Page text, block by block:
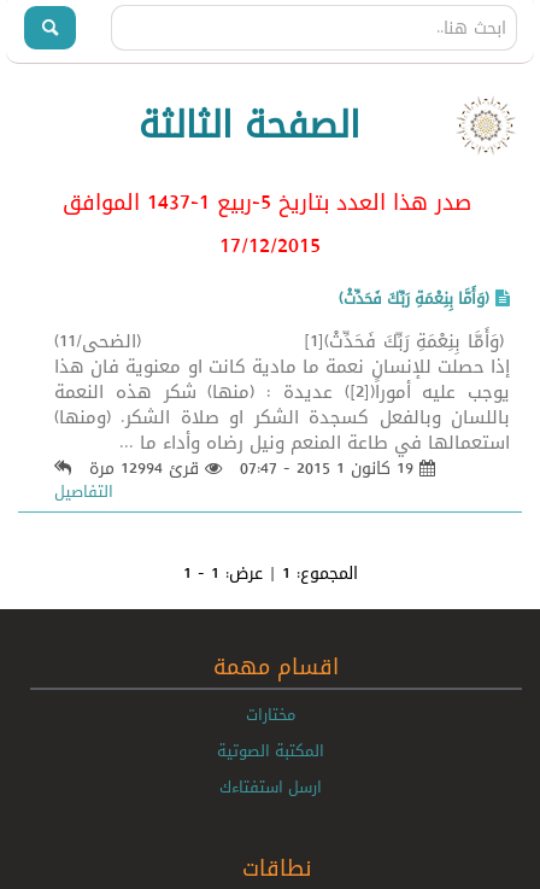
الصفحة الثالثة
صدر هذا العدد بتاريخ 5-ربيع 1-1437 الموافق
17/12/2015
(وَأَمَّا بِنِعْمَةِ رَبِّكَ فَحَدِّثْ)
(وَأَمَّا بِنِعْمَةِ رَبِّكَ فَحَدِّثْ)[1] (الضحى/11)
إذا حصلت للإنسان نعمة ما مادية كانت او معنوية فان هذا
يوجب عليه أموراً([2]) عديدة : (منها) شكر هذه النعمة
باللسان وبالفعل كسجدة الشكر او صلاة الشكر. (ومنها)
استعمالها في طاعة المنعم ونيل رضاه وأداء ما ...
قرئ 12994 مرة
التفاصيل
المجموع: 1 | عرض: 1 - 1
اقسام مهمة
مختارات
المكتبة الصوتية
ارسل استفتاءك
نطاقات